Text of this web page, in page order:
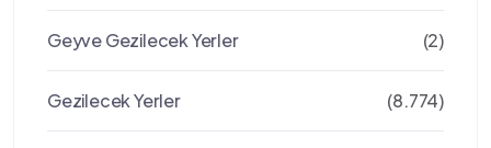
Geyve Gezilecek Yerler (2)
Gezilecek Yerler (8.774)